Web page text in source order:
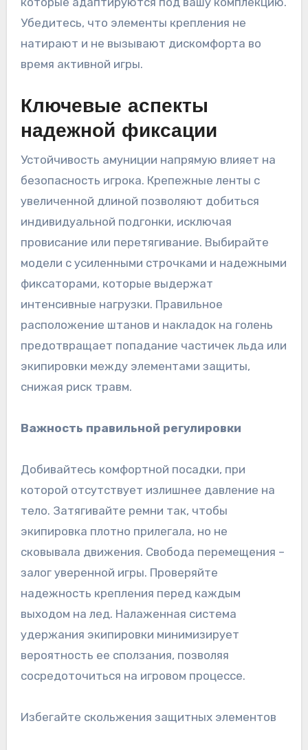
Убедитесь, что элементы крепления не
натирают и не вызывают дискомфорта во
время активной игры.
Ключевые аспекты
надежной фиксации
Устойчивость амуниции напрямую влияет на
безопасность игрока. Крепежные ленты с
увеличенной длиной позволяют добиться
индивидуальной подгонки, исключая
провисание или перетягивание. Выбирайте
модели с усиленными строчками и надежными
фиксаторами, которые выдержат
интенсивные нагрузки. Правильное
расположение штанов и накладок на голень
предотвращает попадание частичек льда или
экипировки между элементами защиты,
снижая риск травм.
Важность правильной регулировки
Добивайтесь комфортной посадки, при
которой отсутствует излишнее давление на
тело. Затягивайте ремни так, чтобы
экипировка плотно прилегала, но не
сковывала движения. Свобода перемещения –
залог уверенной игры. Проверяйте
надежность крепления перед каждым
выходом на лед. Налаженная система
удержания экипировки минимизирует
вероятность ее сползания, позволяя
сосредоточиться на игровом процессе.
Избегайте скольжения защитных элементов